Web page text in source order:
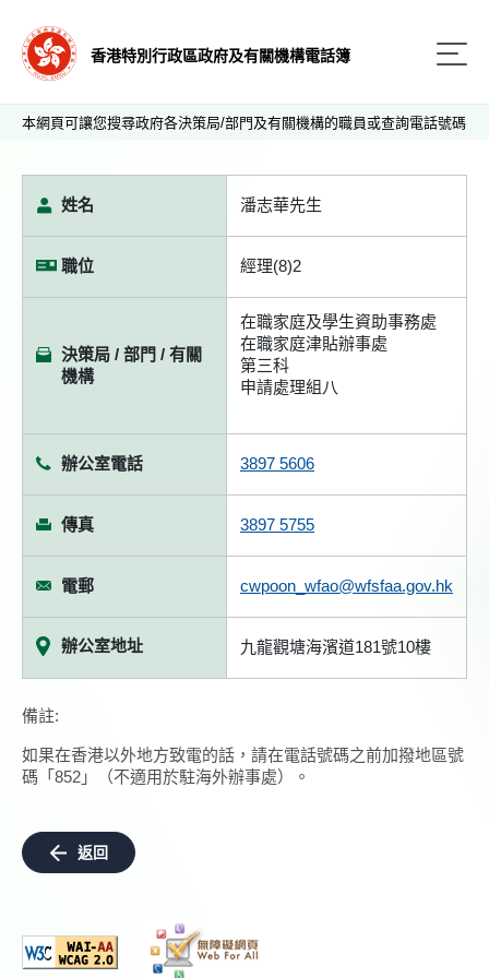
香港特別行政區政府及有關機構電話簿
本網頁可讓您搜尋政府各決策局/部門及有關機構的職員或查詢電話號碼
姓名 潘志華先生
職位 經理(8)2
決策局 / 部門 / 有關
機構
在職家庭及學生資助事務處
在職家庭津貼辦事處
第三科
申請處理組八
辦公室電話 3897 5606
傳真 3897 5755
電郵 cwpoon_wfao@wfsfaa.gov.hk
辦公室地址 九龍觀塘海濱道181號10樓
備註:
如果在香港以外地方致電的話，請在電話號碼之前加撥地區號
碼「852」（不適用於駐海外辦事處）。
返回